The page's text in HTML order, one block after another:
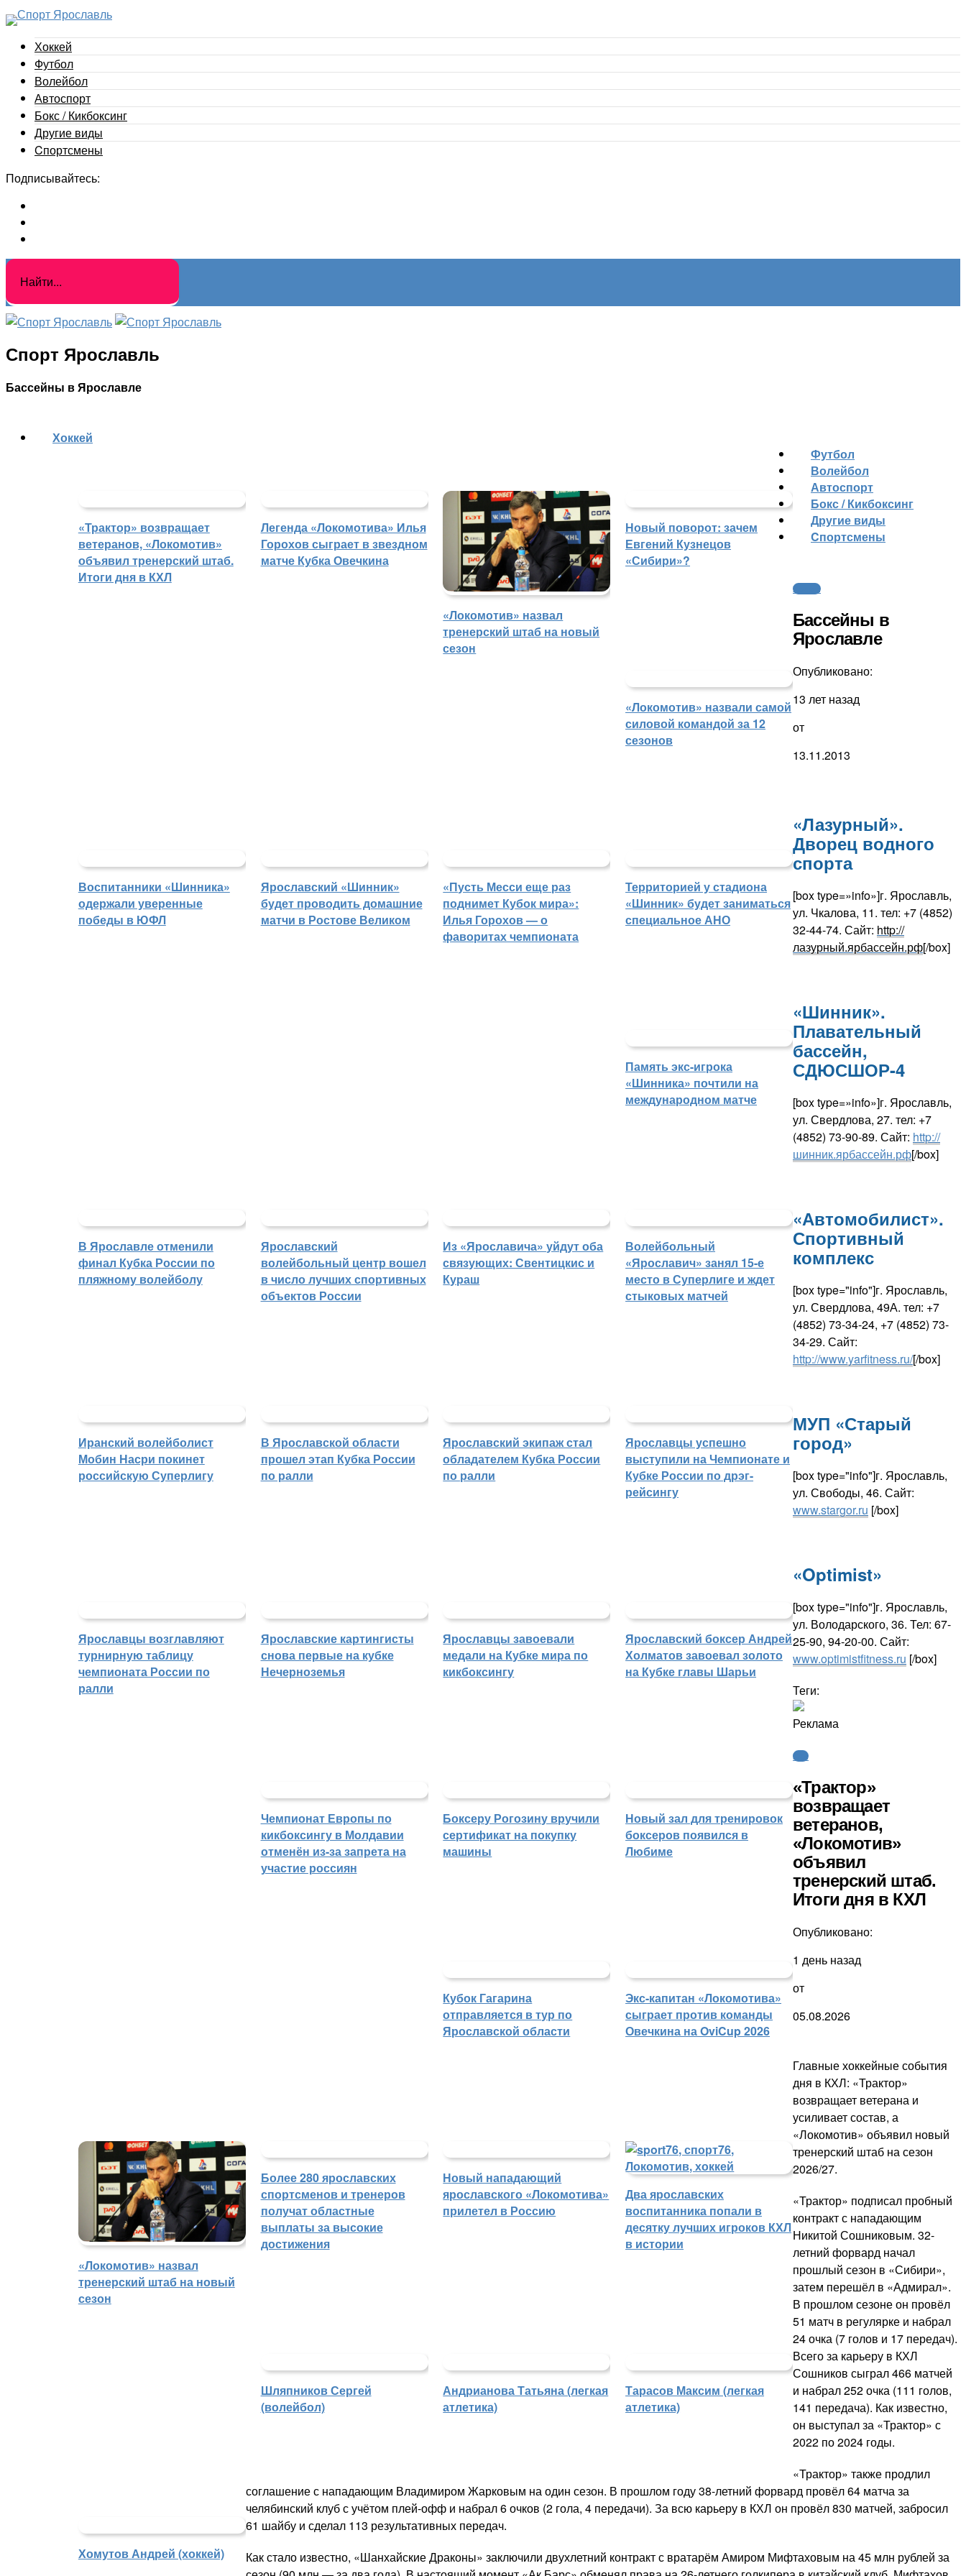
Хоккей
Футбол
Волейбол
Автоспорт
Бокс / Кикбоксинг
Другие виды
Cпортсмены
Подписывайтесь:
Спорт Ярославль
Бассейны в Ярославле
Хоккей
«Трактор» возвращает
ветеранов, «Локомотив»
объявил тренерский штаб.
Итоги дня в КХЛ
Легенда «Локомотива» Илья
Горохов сыграет в звездном
матче Кубка Овечкина
«Локомотив» назвал
тренерский штаб на новый
сезон
Новый поворот: зачем
Евгений Кузнецов
«Сибири»?
«Локомотив» назвали самой
силовой командой за 12
сезонов
Футбол
Воспитанники «Шинника»
одержали уверенные
победы в ЮФЛ
Ярославский «Шинник»
будет проводить домашние
матчи в Ростове Великом
«Пусть Месси еще раз
поднимет Кубок мира»:
Илья Горохов — о
фаворитах чемпионата
Территорией у стадиона
«Шинник» будет заниматься
специальное АНО
Память экс-игрока
«Шинника» почтили на
международном матче
Волейбол
В Ярославле отменили
финал Кубка России по
пляжному волейболу
Ярославский
волейбольный центр вошел
в число лучших спортивных
объектов России
Из «Ярославича» уйдут оба
связующих: Свентицкис и
Кураш
Волейбольный
«Ярославич» занял 15-е
место в Суперлиге и ждет
стыковых матчей
Иранский волейболист
Мобин Насри покинет
российскую Суперлигу
Автоспорт
В Ярославской области
прошел этап Кубка России
по ралли
Ярославский экипаж стал
обладателем Кубка России
по ралли
Ярославцы успешно
выступили на Чемпионате и
Кубке России по дрэг-
рейсингу
Ярославцы возглавляют
турнирную таблицу
чемпионата России по
ралли
Ярославские картингисты
снова первые на кубке
Нечерноземья
Бокс / Кикбоксинг
Ярославцы завоевали
медали на Кубке мира по
кикбоксингу
Ярославский боксер Андрей
Холматов завоевал золото
на Кубке главы Шарьи
Чемпионат Европы по
кикбоксингу в Молдавии
отменён из-за запрета на
участие россиян
Боксеру Рогозину вручили
сертификат на покупку
машины
Новый зал для тренировок
боксеров появился в
Любиме
Другие виды
Кубок Гагарина
отправляется в тур по
Ярославской области
Экс-капитан «Локомотива»
сыграет против команды
Овечкина на OviCup 2026
«Локомотив» назвал
тренерский штаб на новый
сезон
Более 280 ярославских
спортсменов и тренеров
получат областные
выплаты за высокие
достижения
Новый нападающий
ярославского «Локомотива»
прилетел в Россию
Cпортсмены
Два ярославских
воспитанника попали в
десятку лучших игроков КХЛ
в истории
Шляпников Сергей
(волейбол)
Андрианова Татьяна (легкая
атлетика)
Тарасов Максим (легкая
атлетика)
Хомутов Андрей (хоккей)
Хоккей
Бассейны в
Ярославле
Опубликовано:
13 лет назад
от
13.11.2013
«Лазурный».
Дворец водного
спорта
[box type=»info»]г. Ярославль,
ул. Чкалова, 11. тел: +7 (4852)
32-44-74. Сайт: http://
лазурный.ярбассейн.рф[/box]
«Шинник».
Плавательный
бассейн,
СДЮСШОР-4
[box type=»info»]г. Ярославль,
ул. Свердлова, 27. тел: +7
(4852) 73-90-89. Сайт: http://
шинник.ярбассейн.рф[/box]
«Автомобилист».
Спортивный
комплекс
[box type="info"]г. Ярославль,
ул. Свердлова, 49А. тел: +7
(4852) 73-34-24, +7 (4852) 73-
34-29. Сайт:
http://www.yarfitness.ru/[/box]
МУП «Старый
город»
[box type="info"]г. Ярославль,
ул. Свободы, 46. Сайт:
www.stargor.ru [/box]
«Optimist»
[box type="info"]г. Ярославль,
ул. Володарского, 36. Тел: 67-
25-90, 94-20-00. Сайт:
www.optimistfitness.ru [/box]
Теги:
Реклама
КХЛ
«Трактор»
возвращает
ветеранов,
«Локомотив»
объявил
тренерский штаб.
Итоги дня в КХЛ
Опубликовано:
1 день назад
от
05.08.2026
Главные хоккейные события
дня в КХЛ: «Трактор»
возвращает ветерана и
усиливает состав, а
«Локомотив» объявил новый
тренерский штаб на сезон
2026/27.
«Трактор» подписал пробный
контракт с нападающим
Никитой Сошниковым. 32-
летний форвард начал
прошлый сезон в «Сибири»,
затем перешёл в «Адмирал».
В прошлом сезоне он провёл
51 матч в регулярке и набрал
24 очка (7 голов и 17 передач).
Всего за карьеру в КХЛ
Сошников сыграл 466 матчей
и набрал 252 очка (111 голов,
141 передача). Как известно,
он выступал за «Трактор» с
2022 по 2024 годы.
«Трактор» также продлил
соглашение с нападающим Владимиром Жарковым на один сезон. В прошлом году 38-летний форвард провёл 64 матча за
челябинский клуб с учётом плей-офф и набрал 6 очков (2 гола, 4 передачи). За всю карьеру в КХЛ он провёл 830 матчей, забросил
61 шайбу и сделал 113 результативных передач.
Как стало известно, «Шанхайские Драконы» заключили двухлетний контракт с вратарём Амиром Мифтаховым на 45 млн рублей за